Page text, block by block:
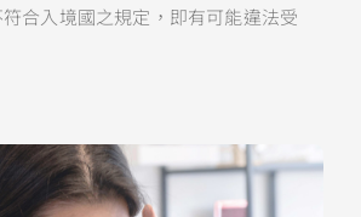
合入境國之規定，即有可能違法受